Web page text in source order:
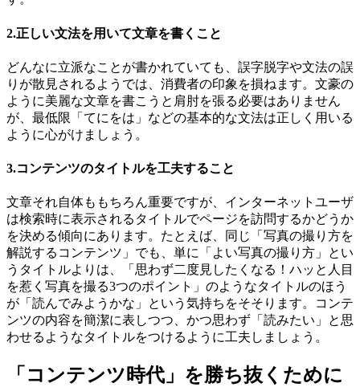
2.正しい文法を用いて文章を書くこと
どんなに立派なことが書かれていても、誤字脱字や文法の誤
りが散見されるようでは、消費者の印象を損ねます。文豪の
ように美麗な文章を書こうと肩肘を張る必要はありません
が、最低限「てにをは」などの基本的な文法は正しく用いる
ように心がけましょう。
3.コンテンツのタイトルを工夫すること
文章それ自体ももちろん重要ですが、インターネットユーザ
は検索時に表示されるタイトルでページを訪問するかどうか
を決める傾向にあります。たとえば、同じ「写真の撮り方を
解説するコンテンツ」でも、単に「よい写真の撮り方」とい
うタイトルよりは、「思わず二度見したくなる！ハッと人目
を惹く写真を撮る3つのポイント」のようなタイトルのほう
が「読んでみようかな」という気持ちをそそります。コンテ
ンツの内容を簡潔に表しつつ、かつ思わず「読みたい」と思
わせるようなタイトルをつけるように工夫しましょう。
「コンテンツ時代」を勝ち抜くために